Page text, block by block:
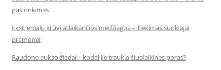
pasirinkimas
Ekstremalų krūvį atlaikančios medžiagos – Tiekimas sunkiajai
pramonei
Raudono aukso žiedai – kodėl jie traukia šiuolaikines poras?